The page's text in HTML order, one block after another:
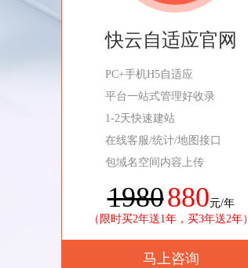
快云自适应官网
PC+手机H5自适应
平台一站式管理好收录
1-2天快速建站
在线客服/统计/地图接口
包域名空间内容上传
1980880元/年
（限时买2年送1年，买3年送2年）
马上咨询